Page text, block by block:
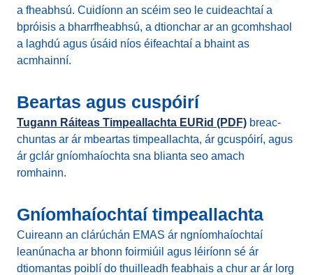
a fheabhsú. Cuidíonn an scéim seo le cuideachtaí a
bpróisis a bharrfheabhsú, a dtionchar ar an gcomhshaol
a laghdú agus úsáid níos éifeachtaí a bhaint as
acmhainní.
Beartas agus cuspóirí
Tugann Ráiteas Timpeallachta EURid (PDF) breac-
chuntas ar ár mbeartas timpeallachta, ár gcuspóirí, agus
ár gclár gníomhaíochta sna blianta seo amach
romhainn.
Gníomhaíochtaí timpeallachta
Cuireann an clárúchán EMAS ár ngníomhaíochtaí
leanúnacha ar bhonn foirmiúil agus léiríonn sé ár
dtiomantas poiblí do thuilleadh feabhais a chur ar ár lorg